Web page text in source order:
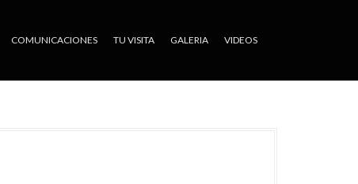
COMUNICACIONES TU VISITA GALERIA VIDEOS